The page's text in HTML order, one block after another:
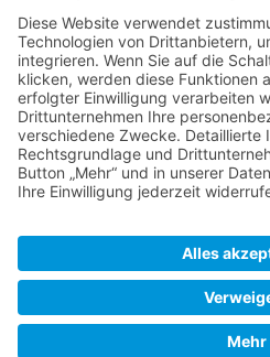
Kompetente Beratung
Partner
* Alle Preise inkl. gesetzl.
Warum
Allgemeine
Impressum